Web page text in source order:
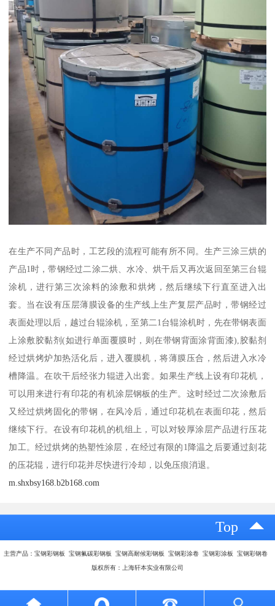
在生产不同产品时，工艺段的流程可能有所不同。生产三涂三烘的
产品1时，带钢经过二涂二烘、水冷、烘干后又再次返回至第三台辊
涂机，进行第三次涂料的涂敷和烘烤，然后继续下行直至进入出
套。当在设有压层薄膜设备的生产线上生产复层产品时，带钢经过
表面处理以后，越过台辊涂机，至第二1台辊涂机时，先在带钢表面
上涂敷胶黏剂(如进行单面覆膜时，则在带钢背面涂背面漆),胶黏剂
经过烘烤炉加热活化后，进入覆膜机，将薄膜压合，然后进入水冷
槽降温。在吹干后经张力辊进入出套。如果生产线上设有印花机，
可以用来进行有印花的有机涂层钢板的生产。这时经过二次涂敷后
又经过烘烤固化的带钢，在风冷后，通过印花机在表面印花，然后
继续下行。在设有印花机的机组上，可以对较厚涂层产品进行压花
加工。经过烘烤的热塑性涂层，在经过有限的1降温之后要通过刻花
的压花辊，进行印花并尽快进行冷却，以免压痕消退。
m.shxbsy168.b2b168.com
Top
主营产品：宝钢彩钢板 宝钢氟碳彩钢板 宝钢高耐候彩钢板 宝钢彩涂卷 宝钢彩涂板 宝钢彩钢卷
版权所有：上海轩本实业有限公司